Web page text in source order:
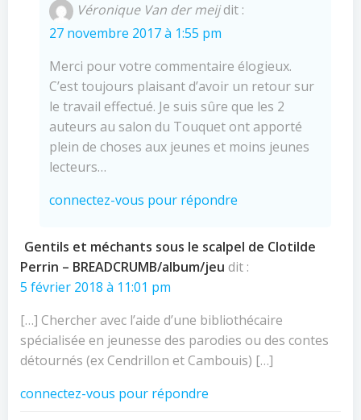
Véronique Van der meijdit :
27 novembre 2017 à 1:55 pm
Merci pour votre commentaire élogieux.
C’est toujours plaisant d’avoir un retour sur
le travail effectué. Je suis sûre que les 2
auteurs au salon du Touquet ont apporté
plein de choses aux jeunes et moins jeunes
lecteurs…
connectez-vous pour répondre
Gentils et méchants sous le scalpel de Clotilde
Perrin – BREADCRUMB/album/jeu dit :
5 février 2018 à 11:01 pm
[…] Chercher avec l’aide d’une bibliothécaire
spécialisée en jeunesse des parodies ou des contes
détournés (ex Cendrillon et Cambouis) […]
connectez-vous pour répondre